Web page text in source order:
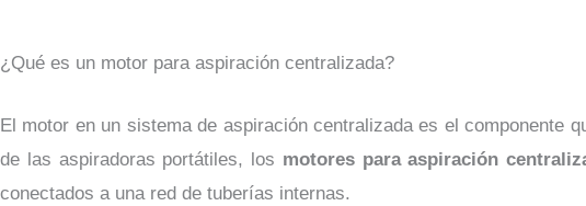
¿Qué es un motor para aspiración centralizada?
El motor en un sistema de aspiración centralizada es el componente
de las aspiradoras portátiles, los motores para aspiración
conectados a una red de tuberías internas.